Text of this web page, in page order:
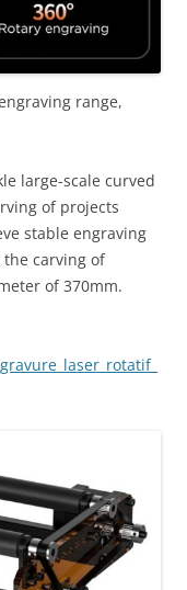
range,
large-scale curved
of projects
stable engraving
carving of
of 370mm.